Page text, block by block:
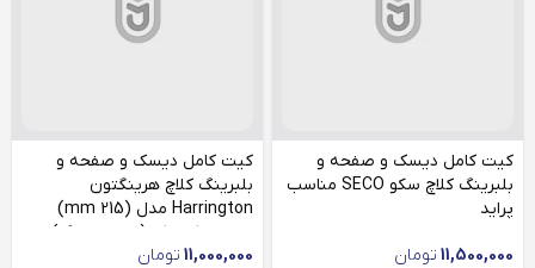
کیت کامل دیسک و صفحه و
بلبرینگ کلاچ سکو SECO مناسب
پراید
11,500,000 تومان
کیت کامل دیسک و صفحه و
بلبرینگ کلاچ هرینگتون
Harrington مدل (215 mm)
مناسب کوییک (صفحه بزرگ)
11,000,000 تومان